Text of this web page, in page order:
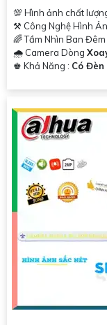
💯 Hình ảnh chất
⚒ Công Nghệ Hình
🌈 Tầm Nhìn Ban Đêm
🌧️ Camera Dòng
️♚ Khả Năng : Có Đèn